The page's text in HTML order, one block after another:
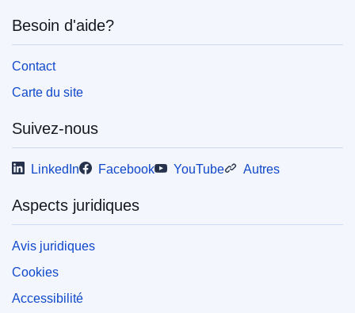
Besoin d'aide?
Contact
Carte du site
Suivez-nous
LinkedIn Facebook YouTube Autres
Aspects juridiques
Avis juridiques
Cookies
Accessibilité